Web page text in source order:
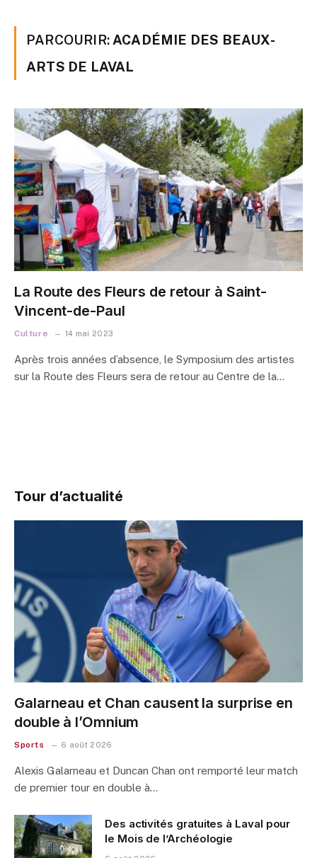
PARCOURIR: ACADÉMIE DES BEAUX-
ARTS DE LAVAL
La Route des Fleurs de retour à Saint-
Vincent-de-Paul
Culture 14 mai 2023
Après trois années d’absence, le Symposium des artistes
sur la Route des Fleurs sera de retour au Centre de la…
Tour d’actualité
Galarneau et Chan causent la surprise en
double à l’Omnium
Sports 6 août 2026
Alexis Galarneau et Duncan Chan ont remporté leur match
de premier tour en double à…
Des activités gratuites à Laval pour
le Mois de l’Archéologie